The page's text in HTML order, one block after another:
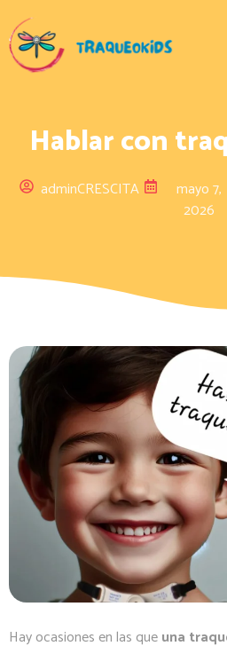
Hablar con
adminCRESCITA
mayo 7,
2026
Hay ocasiones en las queuna